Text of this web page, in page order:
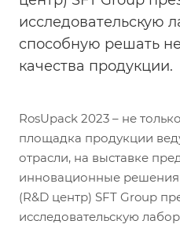
исследовательскую
способную решать
качества продукции.
RosUpack 2023 – не
площадка продукции
отрасли, на выставке
инновационные
(R&D центр) SFT Group
исследовательскую